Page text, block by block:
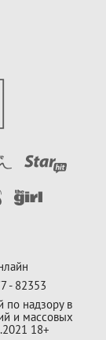
- 82353
по надзору в
и массовых
18+